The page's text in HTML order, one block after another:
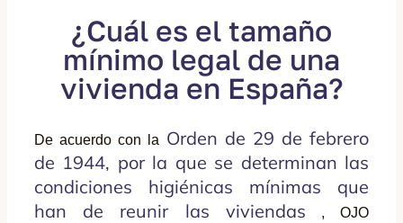
¿Cuál es el tamaño
mínimo legal de una
vivienda en España?
De acuerdo con la Orden de 29 de febrero
de 1944, por la que se determinan las
condiciones higiénicas mínimas que
han de reunir las viviendas , OJO